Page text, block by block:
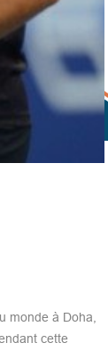
monde à Doha,
cette